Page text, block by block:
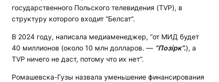
государственного Польского телевидения (TVP), в
структуру которого входит “Белсат“.
В 2024 году, написала медиаменеджер, “от МИД будет
40 миллионов (около 10 млн долларов. — “Позірк“.), а
TVP ничего не даст, потому что их нет“.
Ромашевска-Гузы назвала уменьшение финансирования